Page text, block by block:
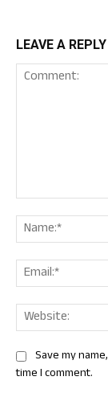
LEAVE A REPLY
Save my
time I comment.